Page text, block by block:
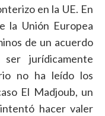
en la UE. En
la Unión Europea
de un acuerdo
jurídicamente
no ha leído los
El Madjoub, un
hacer valer